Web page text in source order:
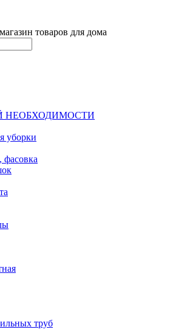
товаров для дома
НЕОБХОДИМОСТИ
уборки
фасовка
труб